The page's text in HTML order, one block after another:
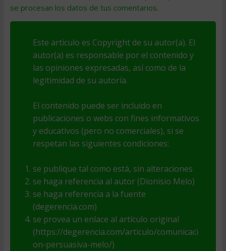
se procesan los datos de tus comentarios.
Este artículo es Copyright de su autor(a). El
autor(a) es responsable por el contenido y
las opiniones expresadas, así como de la
legitimidad de su autoría.
El contenido puede ser incluido en
publicaciones o webs con fines informativos
y educativos (pero no comerciales), si se
respetan las siguientes condiciones:
se publique tal como está, sin alteraciones
se haga referencia al autor (Dionisio Melo)
se haga referencia a la fuente
(degerencia.com)
se provea un enlace al artículo original
(https://degerencia.com/articulo/comunicaci
on-persuasiva-melo/)